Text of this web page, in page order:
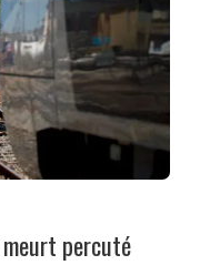
meurt percuté